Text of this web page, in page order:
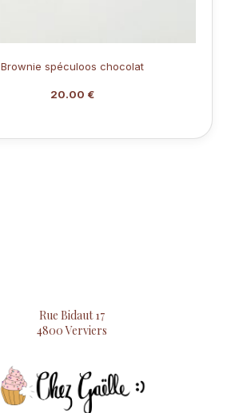
Brownie spéculoos chocolat
20.00 €
Rue Bidaut 17
4800 Verviers